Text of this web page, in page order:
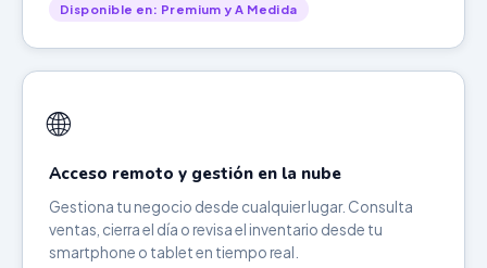
Disponible en: Premium y A Medida
🌐
Acceso remoto y gestión en la nube
Gestiona tu negocio desde cualquier lugar. Consulta
ventas, cierra el día o revisa el inventario desde tu
smartphone o tablet en tiempo real.